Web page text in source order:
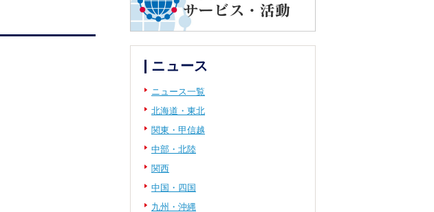
ニュース
ニュース一覧
北海道・東北
関東・甲信越
中部・北陸
関西
中国・四国
九州・沖縄